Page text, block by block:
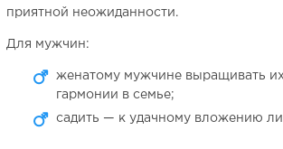
приятной неожиданности.
Для мужчин:
женатому мужчине выращивать
гармонии в семье;
садить — к удачному вложению